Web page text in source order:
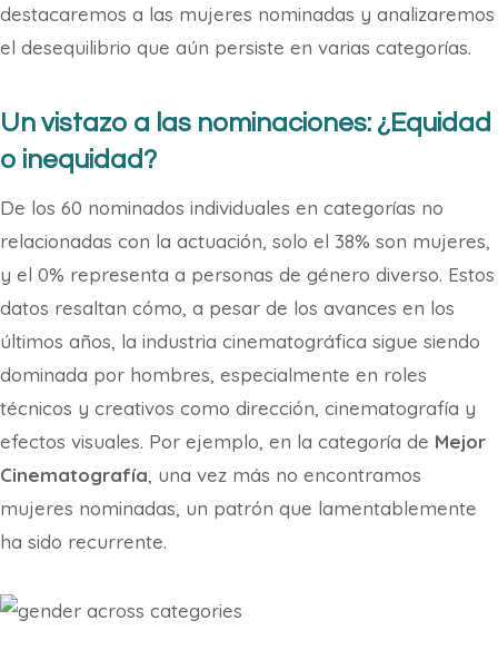
destacaremos a las mujeres nominadas y analizaremos
el desequilibrio que aún persiste en varias categorías.
Un vistazo a las nominaciones: ¿Equidad
o inequidad?
De los 60 nominados individuales en categorías no
relacionadas con la actuación, solo el 38% son mujeres,
y el 0% representa a personas de género diverso. Estos
datos resaltan cómo, a pesar de los avances en los
últimos años, la industria cinematográfica sigue siendo
dominada por hombres, especialmente en roles
técnicos y creativos como dirección, cinematografía y
efectos visuales. Por ejemplo, en la categoría de Mejor
Cinematografía, una vez más no encontramos
mujeres nominadas, un patrón que lamentablemente
ha sido recurrente.